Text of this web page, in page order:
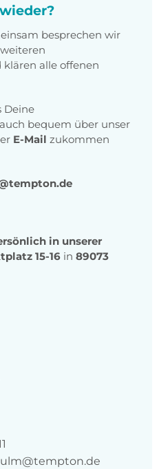
besprechen wir
klären alle offenen
Deine
bequem über unser
E-Mail zukommen
in unserer
15-16 in 89073